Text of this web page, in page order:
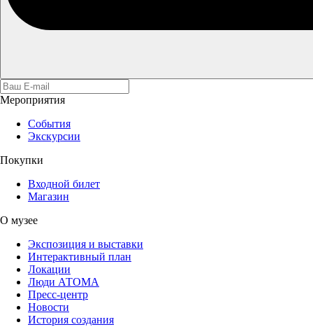
Мероприятия
События
Экскурсии
Покупки
Входной билет
Магазин
О музее
Экспозиция и выставки
Интерактивный план
Локации
Люди АТОМА
Пресс-центр
Новости
История создания